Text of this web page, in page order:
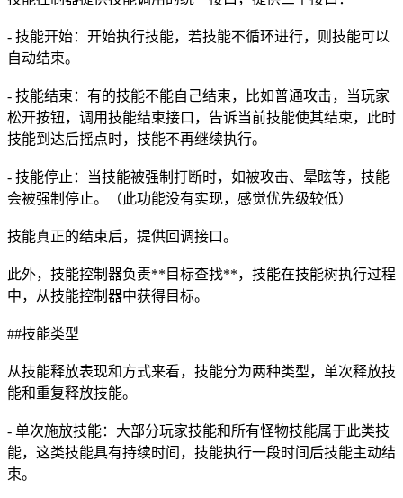
- 技能开始：开始执行技能，若技能不循环进行，则技能可以
自动结束。
- 技能结束：有的技能不能自己结束，比如普通攻击，当玩家
松开按钮，调用技能结束接口，告诉当前技能使其结束，此时
技能到达后摇点时，技能不再继续执行。
- 技能停止：当技能被强制打断时，如被攻击、晕眩等，技能
会被强制停止。（此功能没有实现，感觉优先级较低）
技能真正的结束后，提供回调接口。
此外，技能控制器负责**目标查找**，技能在技能树执行过程
中，从技能控制器中获得目标。
##技能类型
从技能释放表现和方式来看，技能分为两种类型，单次释放技
能和重复释放技能。
- 单次施放技能：大部分玩家技能和所有怪物技能属于此类技
能，这类技能具有持续时间，技能执行一段时间后技能主动结
束。